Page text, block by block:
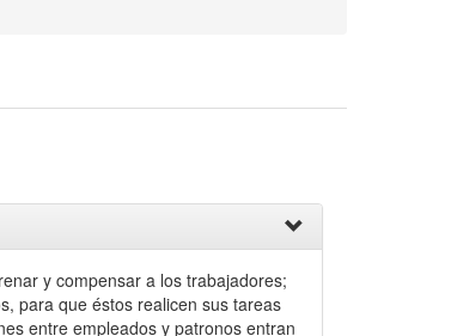
y compensar a los trabajadores;
para que éstos realicen sus tareas
entre empleados y patronos entran